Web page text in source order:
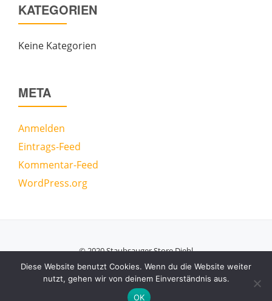
KATEGORIEN
Keine Kategorien
META
Anmelden
Eintrags-Feed
Kommentar-Feed
WordPress.org
© 2020 Staubsauger Store Diehl
Secondary
Menu Azera Shoppowered byWordPress
Diese Website benutzt Cookies. Wenn du die Website weiter
nutzt, gehen wir von deinem Einverständnis aus.
OK